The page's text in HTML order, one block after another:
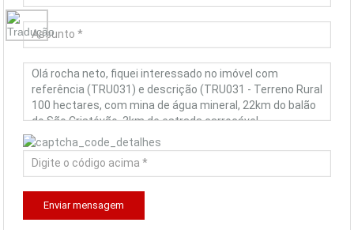
Enviar mensagem